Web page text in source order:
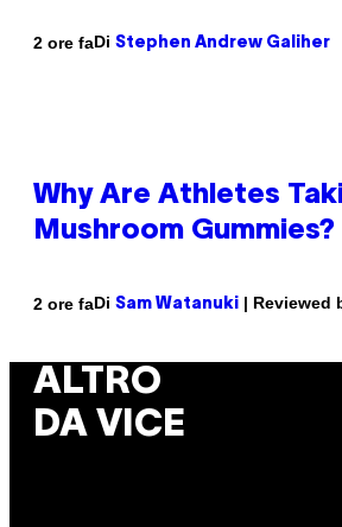
2 ore faDi Stephen Andrew Galiher
Why Are Athletes
Mushroom Gummies?
2 ore faDi Sam Watanuki | Reviewed
ALTRO
DA VICE